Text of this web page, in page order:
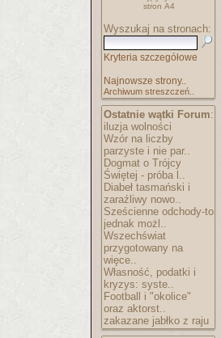
stron A4
Wyszukaj na stronach:
Kryteria szczegółowe
Najnowsze strony..
Archiwum streszczeń..
Ostatnie wątki Forum:
iluzja wolności
Wzór na liczby
parzyste i nie par..
Dogmat o Trójcy
Świętej - próba l..
Diabeł tasmański i
zaraźliwy nowo..
Sześcienne odchody-to
jednak możl..
Wszechświat
przygotowany na
więce..
Własność, podatki i
kryzys: syste..
Football i "okolice"
oraz aktorst..
zakazane jabłko z raju